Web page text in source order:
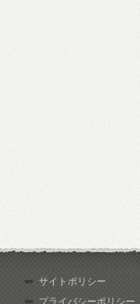
サイトポリシー
プライバシーポリシー